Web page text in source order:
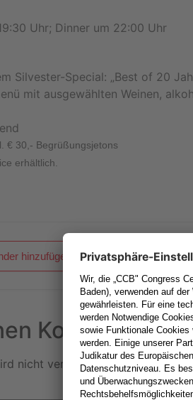
Uhr; Dinner um 22:00 Uhr
Silvester-Special: „Best of 20
mit ausgewählten Weinen,
€ 30,- Begrüßungsjetons
erhältlich.
hinzufügen
Kommentar
nicht veröffentlicht.